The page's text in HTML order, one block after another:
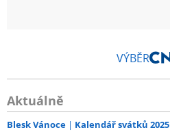
VÝBĚR
Aktuálně
Blesk Vánoce Kalendář svátků 2025